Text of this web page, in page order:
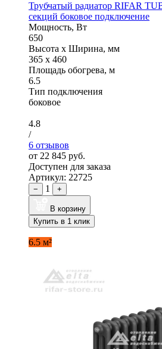
Трубчатый радиатор RIFAR
секций боковое подключение
Мощность, Вт
650
Высота x Ширина, мм
365 x 460
Площадь обогрева, м
6.5
Тип подключения
боковое
4.8
/
6 отзывов
от 22 845 руб.
Доступен для заказа
Артикул: 22725
− 1 +
В корзину
Купить в 1 клик
6.5 м²